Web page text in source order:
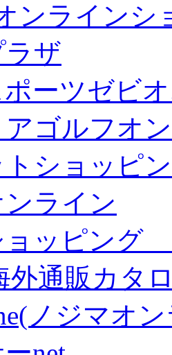
ンラインシ
ザ
ーツゼビ
ゴルフオ
ショッピ
ライン
ョッピング
外通販カタ
ノジマオ